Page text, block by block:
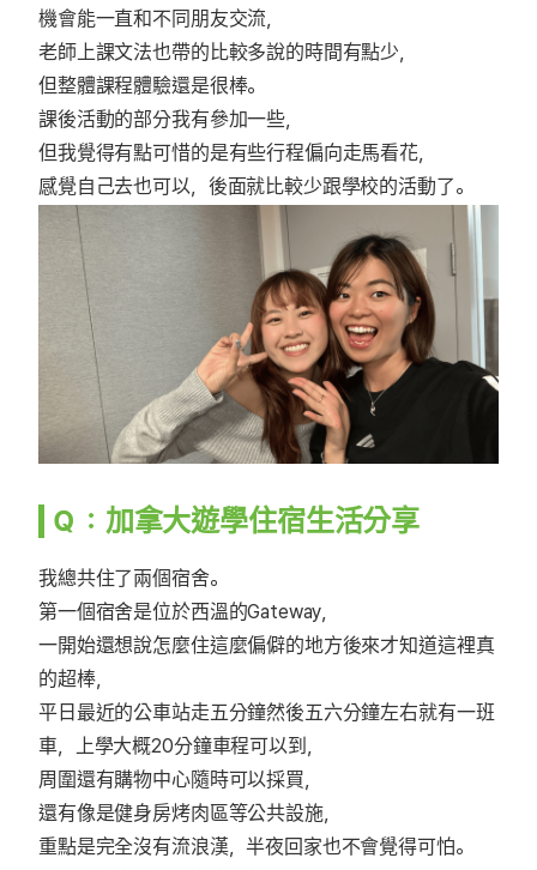
機會能一直和不同朋友交流，
老師上課文法也帶的比較多說的時間有點少，
但整體課程體驗還是很棒。
課後活動的部分我有參加一些，
但我覺得有點可惜的是有些行程偏向走馬看花，
感覺自己去也可以，後面就比較少跟學校的活動了。
Ｑ：加拿大遊學住宿生活分享
我總共住了兩個宿舍。
第一個宿舍是位於西溫的Gateway，
一開始還想說怎麼住這麼偏僻的地方後來才知道這裡真
的超棒，
平日最近的公車站走五分鐘然後五六分鐘左右就有一班
車，上學大概20分鐘車程可以到，
周圍還有購物中心隨時可以採買，
還有像是健身房烤肉區等公共設施，
重點是完全沒有流浪漢，半夜回家也不會覺得可怕。